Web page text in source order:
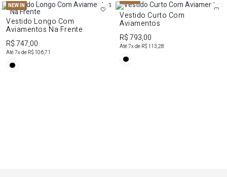
NEW IN
Vestido Longo Com
Aviamentos Na Frente
R$ 747,00
Até7x de R$ 106,71
Vestido Curto Com
Aviamentos
R$ 793,00
Até7x de R$ 113,28